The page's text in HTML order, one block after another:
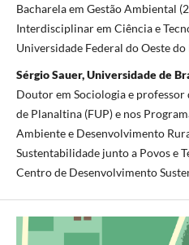
Bacharela em Gestão Ambiental
Interdisciplinar em Ciência e
Universidade Federal do Oeste do
Sérgio Sauer, Universidade de
Doutor em Sociologia e professor
de Planaltina (FUP) e nos
Ambiente e Desenvolvimento
Sustentabilidade junto a Povos e
Centro de Desenvolvimento